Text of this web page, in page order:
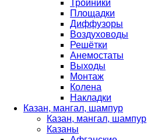
Тройники
Площадки
Диффузоры
Воздуховоды
Решётки
Анемостаты
Выходы
Монтаж
Колена
Накладки
Казан, мангал, шампур
Казан, мангал, шампур
Казаны